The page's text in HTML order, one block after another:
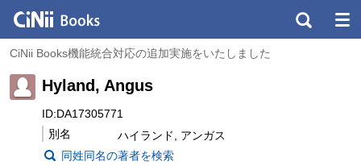
CiNii Books機能統合対応の追加実施をいたしました
Hyland, Angus
ID:DA17305771
別名
ハイランド, アンガス
同姓同名の著者を検索